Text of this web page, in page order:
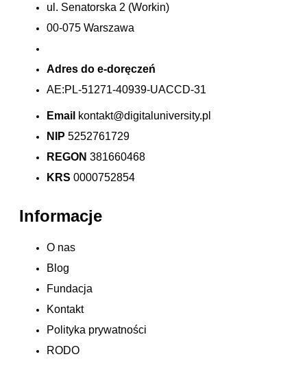
ul. Senatorska 2 (Workin)
00-075 Warszawa
Adres do e-doręczeń
AE:PL-51271-40939-UACCD-31
Email kontakt@digitaluniversity.pl
NIP 5252761729
REGON 381660468
KRS 0000752854
Informacje
O nas
Blog
Fundacja
Kontakt
Polityka prywatności
RODO